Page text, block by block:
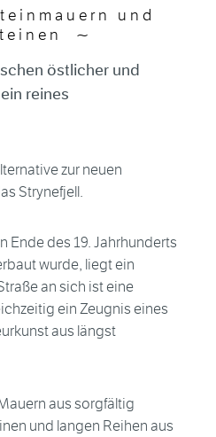
und
östlicher und
reines
zur neuen
Strynefjell.
Ende des 19. Jahrhunderts
wurde, liegt ein
an sich ist eine
ein Zeugnis eines
aus längst
aus sorgfältig
und langen Reihen aus